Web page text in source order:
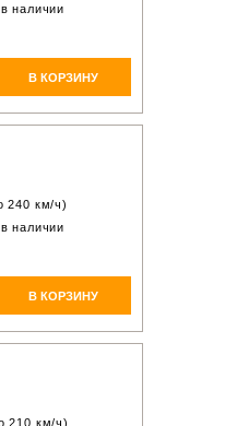
наличии
В КОРЗИНУ
240 км/ч)
наличии
В КОРЗИНУ
210 км/ч)